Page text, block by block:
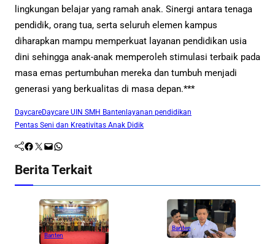
lingkungan belajar yang ramah anak. Sinergi antara tenaga
pendidik, orang tua, serta seluruh elemen kampus
diharapkan mampu memperkuat layanan pendidikan usia
dini sehingga anak-anak memperoleh stimulasi terbaik pada
masa emas pertumbuhan mereka dan tumbuh menjadi
generasi yang berkualitas di masa depan.***
DaycareDaycare UIN SMH Banten layanan pendidikan
Pentas Seni dan Kreativitas Anak Didik
Facebook Twitter Mail WhatsApp
Berita Terkait
Banten
Banten